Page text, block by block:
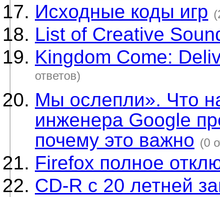
Исходные коды игр
List of Creative
Kingdom Come:
ответов)
Мы ослепли». Что
инженера Google
почему это важно (0
Firefox полное
CD-R c 20 летней